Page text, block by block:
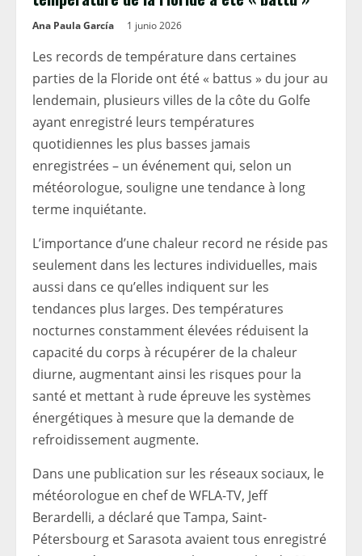
Ana Paula García 1 junio 2026
Les records de température dans certaines
parties de la Floride ont été « battus » du jour au
lendemain, plusieurs villes de la côte du Golfe
ayant enregistré leurs températures
quotidiennes les plus basses jamais
enregistrées – un événement qui, selon un
météorologue, souligne une tendance à long
terme inquiétante.
L’importance d’une chaleur record ne réside pas
seulement dans les lectures individuelles, mais
aussi dans ce qu’elles indiquent sur les
tendances plus larges. Des températures
nocturnes constamment élevées réduisent la
capacité du corps à récupérer de la chaleur
diurne, augmentant ainsi les risques pour la
santé et mettant à rude épreuve les systèmes
énergétiques à mesure que la demande de
refroidissement augmente.
Dans une publication sur les réseaux sociaux, le
météorologue en chef de WFLA-TV, Jeff
Berardelli, a déclaré que Tampa, Saint-
Pétersbourg et Sarasota avaient tous enregistré